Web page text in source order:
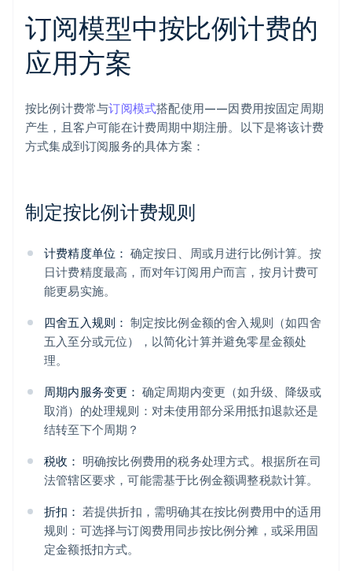
订阅模型中按比例计费的
应用方案
按比例计费常与订阅模式搭配使用——因费用按固定周期
产生，且客户可能在计费周期中期注册。以下是将该计费
方式集成到订阅服务的具体方案：
制定按比例计费规则
计费精度单位： 确定按日、周或月进行比例计算。按
日计费精度最高，而对年订阅用户而言，按月计费可
能更易实施。
四舍五入规则： 制定按比例金额的舍入规则（如四舍
五入至分或元位），以简化计算并避免零星金额处
理。
周期内服务变更： 确定周期内变更（如升级、降级或
取消）的处理规则：对未使用部分采用抵扣退款还是
结转至下个周期？
税收： 明确按比例费用的税务处理方式。根据所在司
法管辖区要求，可能需基于比例金额调整税款计算。
折扣： 若提供折扣，需明确其在按比例费用中的适用
规则：可选择与订阅费用同步按比例分摊，或采用固
定金额抵扣方式。